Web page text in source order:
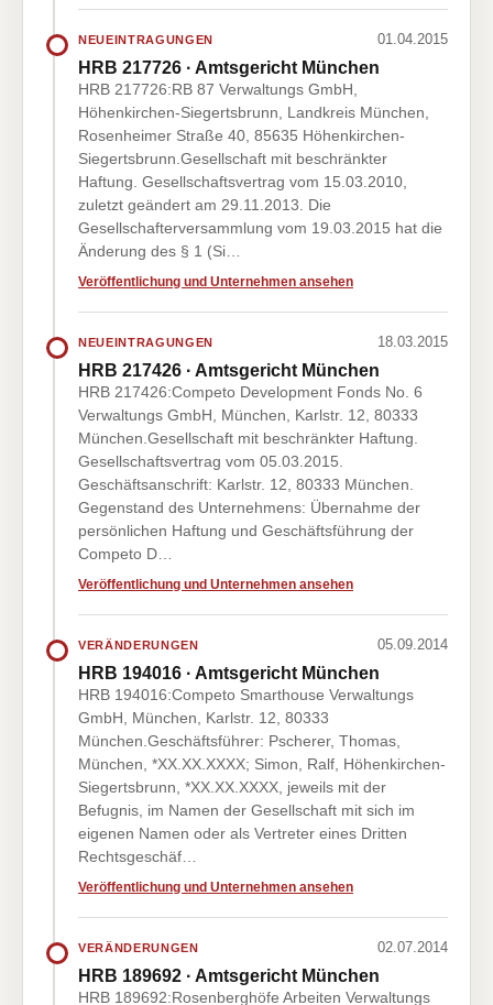
NEUEINTRAGUNGEN 01.04.2015
HRB 217726 · Amtsgericht München
HRB 217726:RB 87 Verwaltungs GmbH,
Höhenkirchen-Siegertsbrunn, Landkreis München,
Rosenheimer Straße 40, 85635 Höhenkirchen-
Siegertsbrunn.Gesellschaft mit beschränkter
Haftung. Gesellschaftsvertrag vom 15.03.2010,
zuletzt geändert am 29.11.2013. Die
Gesellschafterversammlung vom 19.03.2015 hat die
Änderung des § 1 (Si…
Veröffentlichung und Unternehmen ansehen
NEUEINTRAGUNGEN 18.03.2015
HRB 217426 · Amtsgericht München
HRB 217426:Competo Development Fonds No. 6
Verwaltungs GmbH, München, Karlstr. 12, 80333
München.Gesellschaft mit beschränkter Haftung.
Gesellschaftsvertrag vom 05.03.2015.
Geschäftsanschrift: Karlstr. 12, 80333 München.
Gegenstand des Unternehmens: Übernahme der
persönlichen Haftung und Geschäftsführung der
Competo D…
Veröffentlichung und Unternehmen ansehen
VERÄNDERUNGEN 05.09.2014
HRB 194016 · Amtsgericht München
HRB 194016:Competo Smarthouse Verwaltungs
GmbH, München, Karlstr. 12, 80333
München.Geschäftsführer: Pscherer, Thomas,
München, *XX.XX.XXXX; Simon, Ralf, Höhenkirchen-
Siegertsbrunn, *XX.XX.XXXX, jeweils mit der
Befugnis, im Namen der Gesellschaft mit sich im
eigenen Namen oder als Vertreter eines Dritten
Rechtsgeschäf…
Veröffentlichung und Unternehmen ansehen
VERÄNDERUNGEN 02.07.2014
HRB 189692 · Amtsgericht München
HRB 189692:Rosenberghöfe Arbeiten Verwaltungs